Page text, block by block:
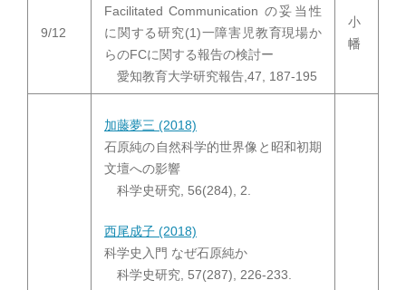
9/12
Facilitated Communication の妥当性
に関する研究(1)一障害児教育現場か
らのFCに関する報告の検討ー
愛知教育大学研究報告,47, 187-195
小
幡
加藤夢三 (2018)
石原純の自然科学的世界像と昭和初期
文壇への影響
科学史研究, 56(284), 2.
西尾成子 (2018)
科学史入門 なぜ石原純か
科学史研究, 57(287), 226-233.